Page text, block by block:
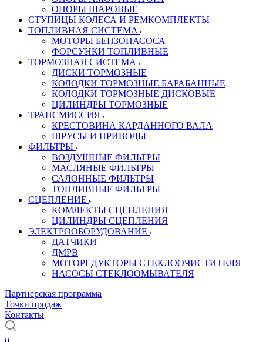
ОПОРЫ ШАРОВЫЕ
СТУПИЦЫ КОЛЕСА И РЕМКОМПЛЕКТЫ
ТОПЛИВНАЯ СИСТЕМА
МОТОРЫ БЕНЗОНАСОСА
ФОРСУНКИ ТОПЛИВНЫЕ
ТОРМОЗНАЯ СИСТЕМА
ДИСКИ ТОРМОЗНЫЕ
КОЛОДКИ ТОРМОЗНЫЕ БАРАБАННЫЕ
КОЛОДКИ ТОРМОЗНЫЕ ДИСКОВЫЕ
ЦИЛИНДРЫ ТОРМОЗНЫЕ
ТРАНСМИССИЯ
КРЕСТОВИНА КАРДАННОГО ВАЛА
ШРУСЫ И ПРИВОДЫ
ФИЛЬТРЫ
ВОЗДУШНЫЕ ФИЛЬТРЫ
МАСЛЯНЫЕ ФИЛЬТРЫ
САЛОННЫЕ ФИЛЬТРЫ
ТОПЛИВНЫЕ ФИЛЬТРЫ
СЦЕПЛЕНИЕ
КОМЛЕКТЫ СЦЕПЛЕНИЯ
ЦИЛИНДРЫ СЦЕПЛЕНИЯ
ЭЛЕКТРООБОРУДОВАНИЕ
ДАТЧИКИ
ДМРВ
МОТОРЕДУКТОРЫ СТЕКЛООЧИСТИТЕЛЯ
НАСОСЫ СТЕКЛООМЫВАТЕЛЯ
Партнерская программа
Точки продаж
Контакты